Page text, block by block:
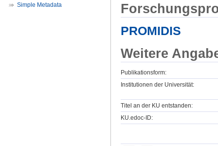
Simple Metadata
PROMIDIS
Weitere
Publikationsform:
Institutionen der Universität:
Titel an der KU entstanden:
KU.edoc-ID: